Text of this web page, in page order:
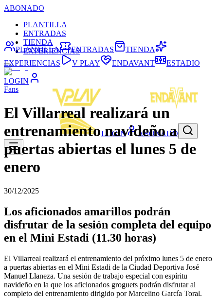
ABONADO
PLANTILLA
ENTRADAS
TIENDA
EXPERIENCIAS
LOGIN
LOGIN ABONADO
PLANTILLA ENTRADAS
TIENDA
EXPERIENCIAS
V PLAY ENDAVANT ESTADIO
Fans
El Villarreal realizará un
entrenamiento navideño a
puertas abiertas el lunes 5 de
enero
30/12/2025
Los aficionados amarillos podrán
disfrutar de la sesión completa del equipo
en el Mini Estadi (11.30 horas)
El Villarreal realizará el entrenamiento del próximo lunes 5 de enero
a puertas abiertas en el Mini Estadi de la Ciudad Deportiva José
Manuel Llaneza. Una sesión de trabajo especial con espíritu
navideño en la que los aficionados groguets podrán disfrutar al
completo del entrenamiento dirigido por Marcelino García Toral.